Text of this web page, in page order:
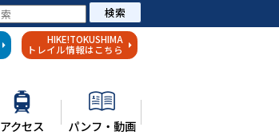
検索
HIKE!TOKUSHIMA
トレイル情報はこちら
アクセス パンフ・動画